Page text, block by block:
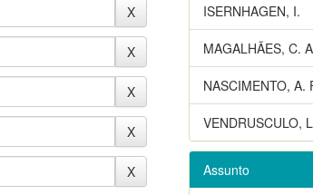
ISERNHAGEN, I.
MAGALHÃES, C.
NASCIMENTO, A.
VENDRUSCULO,
Assunto